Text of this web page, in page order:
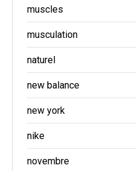
muscles
musculation
naturel
new balance
new york
nike
novembre